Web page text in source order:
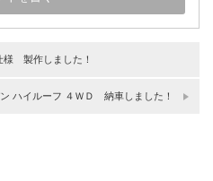
様 製作しました！
ハイルーフ ４ＷＤ 納車しました！